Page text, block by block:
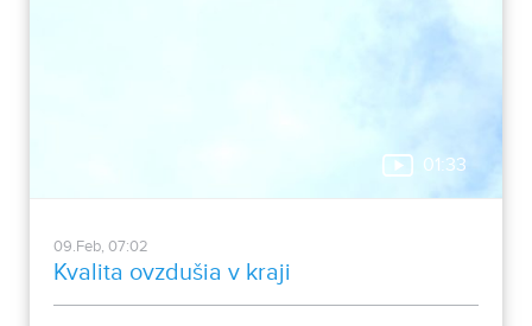
01:33
09.Feb, 07:02
Kvalita ovzdušia v kraji